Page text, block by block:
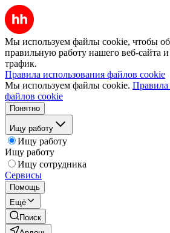
Мы используем файлы cookie, чтобы
правильную работу нашего веб-сайта и
трафик.
Правила использования файлов cookie
Мы используем файлы cookie. Правила
файлов cookie
Понятно
Ищу работу
Ищу работу
Ищу работу
Ищу сотрудника
Сервисы
Помощь
Ещё
Поиск